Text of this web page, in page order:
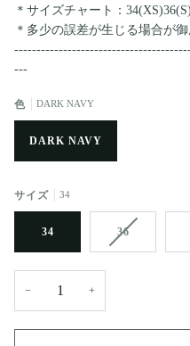
＊サイズチャート：
＊多少の誤差が生じる場合が
---
色 DARK NAVY
DARK NAVY
サイズ 34
34 36
− +